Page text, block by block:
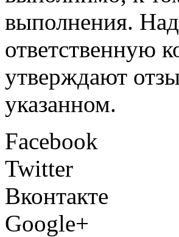
выполнения.
ответственную
утверждают
указанном.
Facebook
Twitter
Вконтакте
Google+